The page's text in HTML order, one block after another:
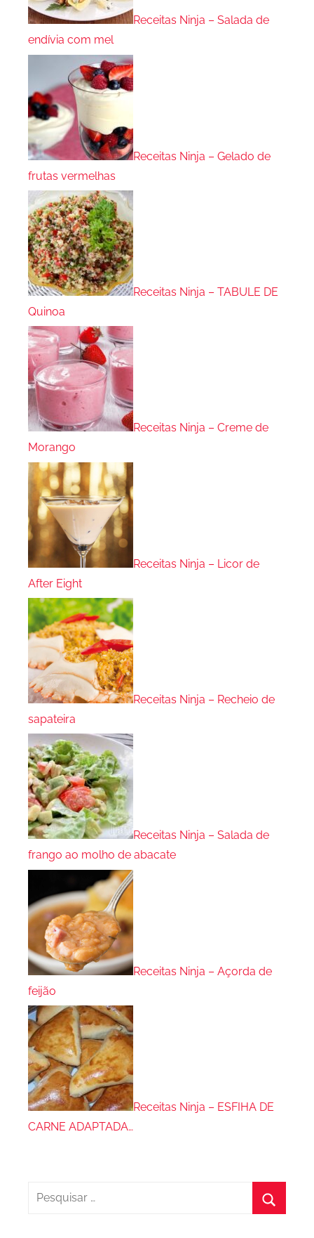
Receitas Ninja – Salada de
endívia com mel
Receitas Ninja – Gelado de
frutas vermelhas
Receitas Ninja – TABULE DE
Quinoa
Receitas Ninja – Creme de
Morango
Receitas Ninja – Licor de
After Eight
Receitas Ninja – Recheio de
sapateira
Receitas Ninja – Salada de
frango ao molho de abacate
Receitas Ninja – Açorda de
feijão
Receitas Ninja – ESFIHA DE
CARNE ADAPTADA…
Pesquisar